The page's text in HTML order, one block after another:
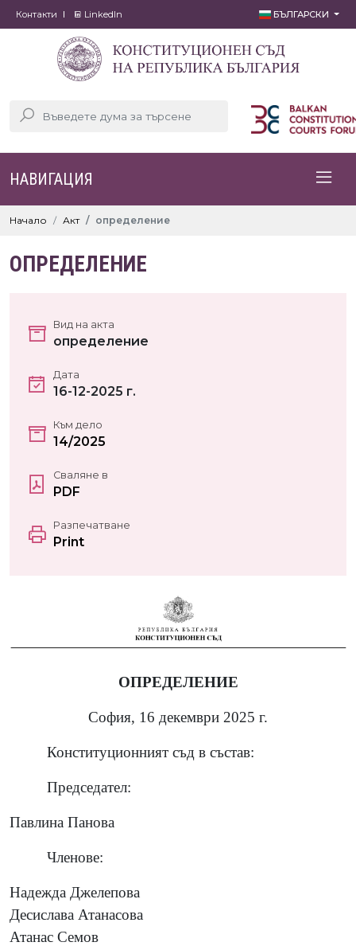
Контакти LinkedIn БЪЛГАРСКИ
НАВИГАЦИЯ
Начало Акт определение
ОПРЕДЕЛЕНИЕ
Вид на акта
определение
Дата
16-12-2025 г.
Към дело
14/2025
Сваляне в
PDF
Разпечатване
Print
ОПРЕДЕЛЕНИЕ
София, 16 декември 2025 г.
Конституционният съд в състав:
Председател:
Павлина Панова
Членове:
Надежда Джелепова
Десислава Атанасова
Атанас Семов